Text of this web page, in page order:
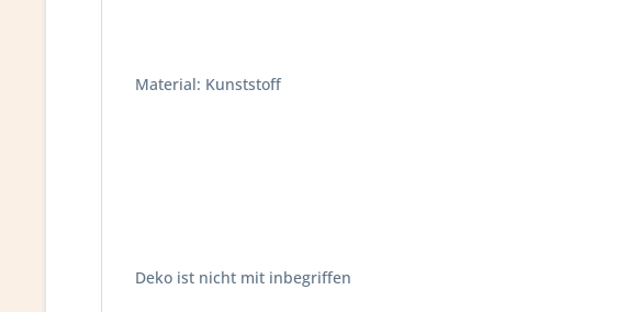
Material: Kunststoff
Deko ist nicht mit inbegriffen